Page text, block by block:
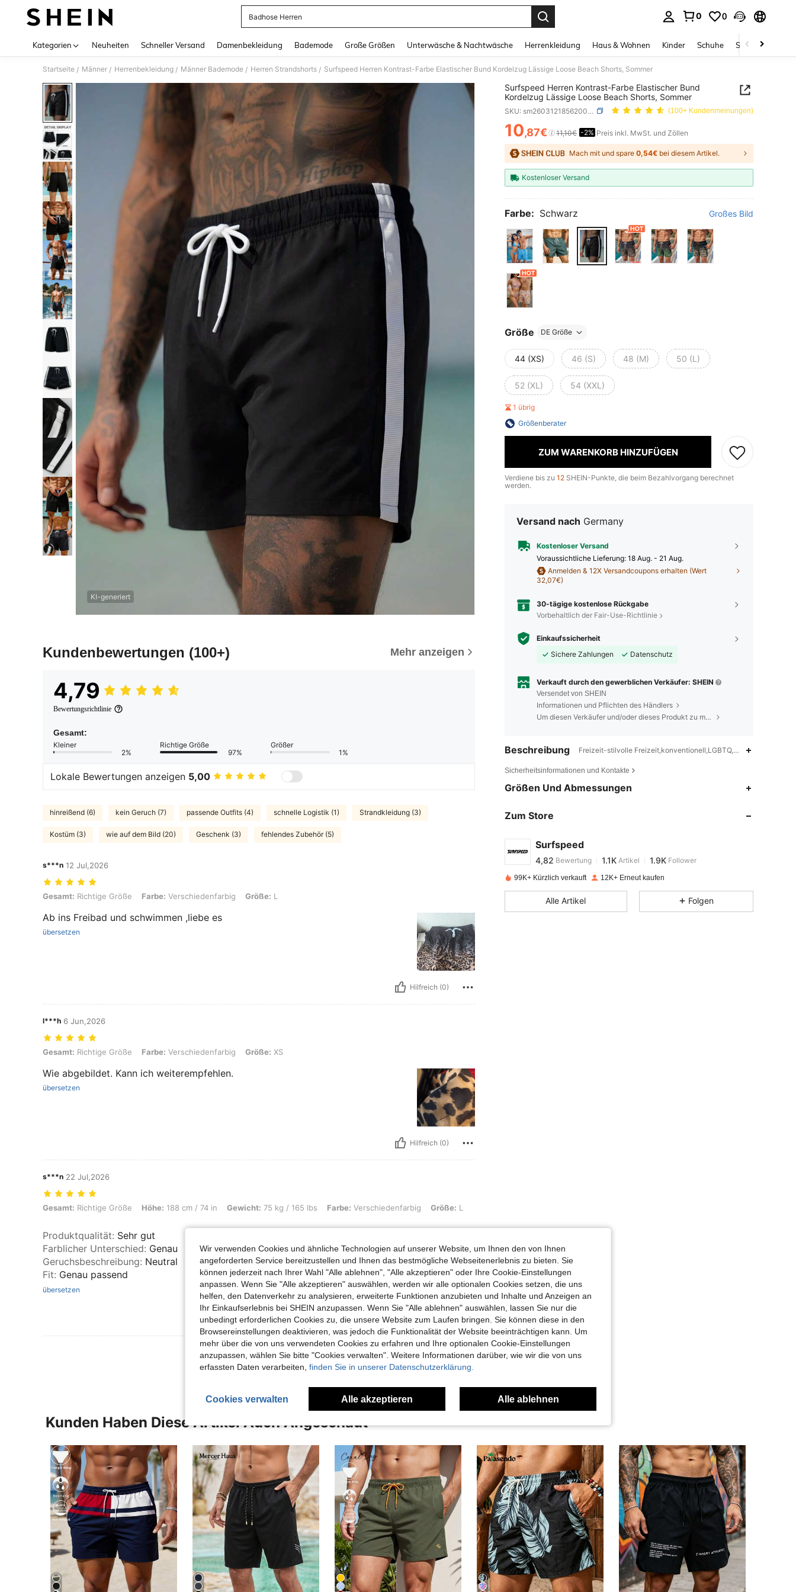
Badhose Herren
0 0
Kategorien Neuheiten Schneller Versand Damenbekleidung Bademode Große Größen Unterwäsche & Nachtwäsche Herrenkleidung Haus & Wohnen Kinder Schuhe Schmuck &
Startseite / Männer / Herrenbekleidung / Männer Bademode / Herren Strandshorts / Surfspeed Herren Kontrast-Farbe Elastischer Bund Kordelzug Lässige Loose Beach Shorts, Sommer
KI-generiert
Kundenbewertungen (100+) Mehr anzeigen
4,79
Bewertungsrichtlinie
Gesamt:
Kleiner
2%
Richtige Größe
97%
Größer
1%
Lokale Bewertungen anzeigen 5,00
hinreißend (6) kein Geruch (7) passende Outfits (4) schnelle Logistik (1) Strandkleidung (3)
Kostüm (3) wie auf dem Bild (20) Geschenk (3) fehlendes Zubehör (5)
s***n 12 Jul,2026
Gesamt: Richtige Größe, Farbe: Verschiedenfarbig, Größe: L
Gesamt: Richtige Größe Farbe: Verschiedenfarbig Größe: L
Ab ins Freibad und schwimmen ,liebe es
übersetzen
Hilfreich (0)
l***h 6 Jun,2026
Gesamt: Richtige Größe, Farbe: Verschiedenfarbig, Größe: XS
Gesamt: Richtige Größe Farbe: Verschiedenfarbig Größe: XS
Wie abgebildet. Kann ich weiterempfehlen.
übersetzen
Hilfreich (0)
s***n 22 Jul,2026
Gesamt: Richtige Größe, Höhe: 188 cm / 74 in, Gewicht: 75 kg / 165 lbs, Farbe: Verschiedenfarbig, Größe: L
Gesamt: Richtige Größe Höhe: 188 cm / 74 in Gewicht: 75 kg / 165 lbs Farbe: Verschiedenfarbig Größe: L
Produktqualität: Sehr gut
Farblicher Unterschied: Genau
Geruchsbeschreibung: Neutral
Fit: Genau passend
übersetzen
Hilfreich (0)
Surfspeed Herren Kontrast-Farbe Elastischer Bund
Kordelzug Lässige Loose Beach Shorts, Sommer
SKU: sm260312185620065175159 (100+ Kundenmeinungen)
PRICE AND AVAILABILITY
10,87€ 11,10€ -2% Preis inkl. MwSt. und Zöllen
Mach mit und spare 0,54€ bei diesem Artikel.
Kostenloser Versand
Farbe: Schwarz Großes Bild
Größe DE Größe
44 (XS) 46 (S) 48 (M) 50 (L)
52 (XL) 54 (XXL)
1 übrig
Größenberater
ZUM WARENKORB HINZUFÜGEN
Verdiene bis zu 12 SHEIN-Punkte, die beim Bezahlvorgang berechnet
werden.
Versand nach Germany
Kostenloser Versand
Voraussichtliche Lieferung: 18 Aug. - 21 Aug.
Anmelden & 12X Versandcoupons erhalten (Wert
32,07€)
30-tägige kostenlose Rückgabe
Vorbehaltlich der Fair-Use-Richtlinie
Einkaufssicherheit
Sichere Zahlungen
Datenschutz
Verkauft durch den gewerblichen Verkäufer: SHEIN
Versendet von SHEIN
Informationen und Pflichten des Händlers
Um diesen Verkäufer und/oder dieses Produkt zu melden
Beschreibung Freizeit-stilvolle
Sicherheitsinformationen und Kontakte
Größen Und Abmessungen
Zum Store
Surfspeed
4,82
Bewertung
p***8bezahltVor 1 Tag
99K+ Kürzlich verkauft 12K+ Erneut kaufen
Alle Artikel Folgen
Kunden Haben Diese Artikel Auch Angeschaut
Wir verwenden Cookies und ähnliche Technologien auf unserer Website, um Ihnen den von Ihnen
angeforderten Service bereitzustellen und Ihnen das bestmögliche Webseitenerlebnis zu bieten. Sie
können jederzeit nach Ihrer Wahl "Alle ablehnen", "Alle akzeptieren" oder Ihre Cookie-Einstellungen
anpassen. Wenn Sie "Alle akzeptieren" auswählen, werden wir alle optionalen Cookies setzen, die uns
helfen, den Datenverkehr zu analysieren, erweiterte Funktionen anzubieten und Inhalte und Anzeigen an
Ihr Einkaufserlebnis bei SHEIN anzupassen. Wenn Sie "Alle ablehnen" auswählen, lassen Sie nur die
unbedingt erforderlichen Cookies zu, die unsere Website zum Laufen bringen. Sie können diese in den
Browsereinstellungen deaktivieren, was jedoch die Funktionalität der Website beeinträchtigen kann. Um
mehr über die von uns verwendeten Cookies zu erfahren und Ihre optionalen Cookie-Einstellungen
anzupassen, wählen Sie bitte "Cookies verwalten". Weitere Informationen darüber, wie wir die von uns
erfassten Daten verarbeiten, finden Sie in unserer Datenschutzerklärung.
Cookies verwalten Alle akzeptieren Alle ablehnen